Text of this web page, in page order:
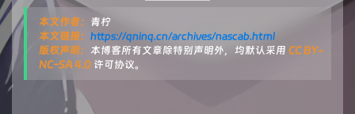
本文作者： 青柠
本文链接： https://qninq.cn/archives/nascab.html
版权声明： 本博客所有文章除特别声明外，均默认采用 CC BY-
NC-SA 4.0 许可协议。